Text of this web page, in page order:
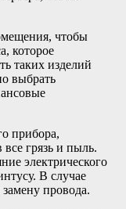
чтобы
которое
таких изделий
выбрать
прибора,
все грязь и пыль.
электрического
В случае
провода.